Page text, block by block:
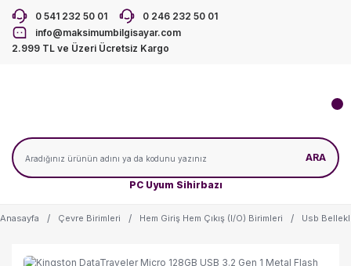
0 541 232 50 01
0 246 232 50 01
info@maksimumbilgisayar.com
2.999 TL ve Üzeri Ücretsiz Kargo
PC Uyum Sihirbazı
ARA
Anasayfa Çevre Birimleri Hem Giriş Hem Çıkış (I/O) Birimleri Usb